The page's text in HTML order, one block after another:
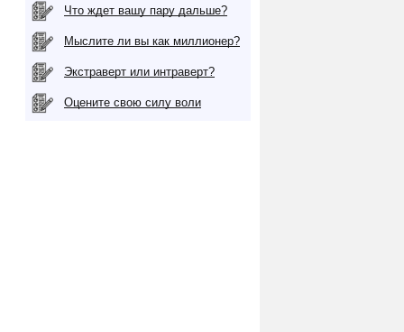
Что ждет вашу пару дальше?
Мыслите ли вы как миллионер?
Экстраверт или интраверт?
Оцените свою силу воли